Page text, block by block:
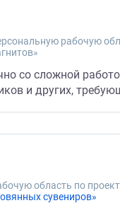
рабочую
со сложной
и других,
область по
сувениров»